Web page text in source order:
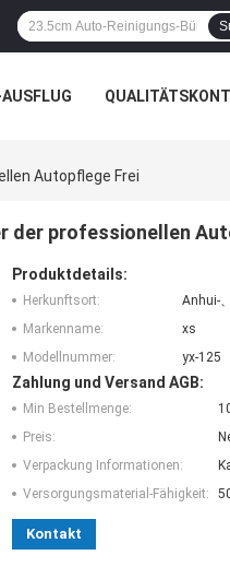
AUSFLUG
Autopflege Frei
der professionellen
Produktdetails:
Herkunftsort:
Anhui-
Markenname:
xs
Modellnummer:
yx-125
Zahlung und Versand AGB:
Min Bestellmenge:
Preis:
Verpackung Informationen:
Versorgungsmaterial-Fähigkeit:
Kontakt